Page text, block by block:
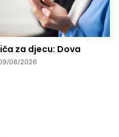
za djecu: Dova
08/2026